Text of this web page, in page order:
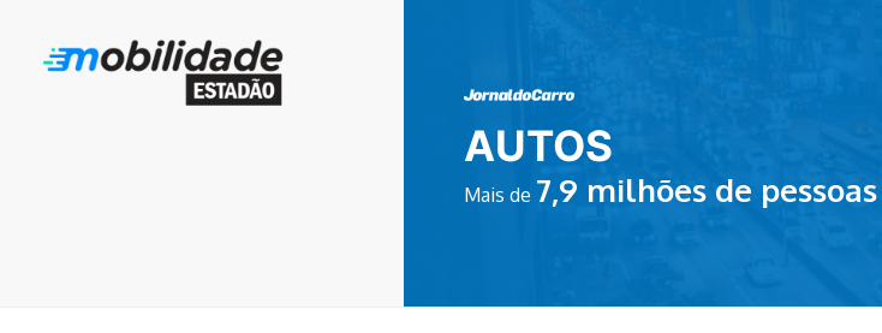
AUTOS
Mais de 7,9 milhões de pessoas